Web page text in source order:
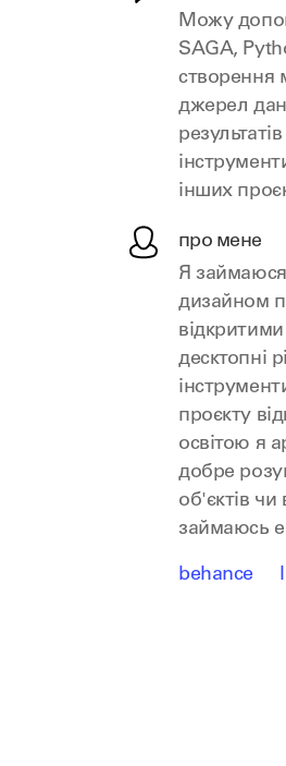
Можу
SAGA,
створення
джерел
інших
про мене
Я займаюся
дизайном
десктопні
проєкту
освітою я
добре
об'єктів чи
займаюсь
behance